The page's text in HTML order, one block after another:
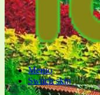
Меню
Switch skin